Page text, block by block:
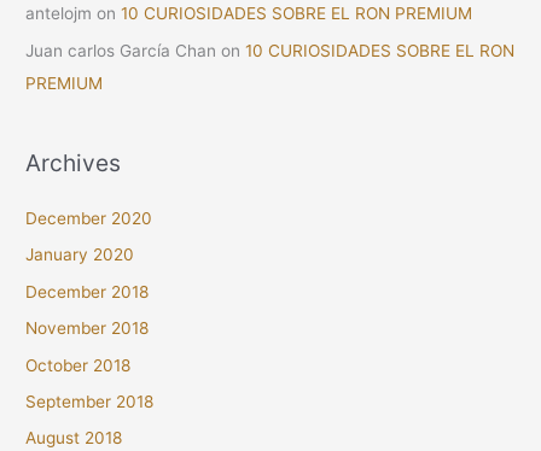
antelojm on10 CURIOSIDADES SOBRE EL RON PREMIUM
Juan carlos García Chan on10 CURIOSIDADES SOBRE EL RON
PREMIUM
Archives
December 2020
January 2020
December 2018
November 2018
October 2018
September 2018
August 2018